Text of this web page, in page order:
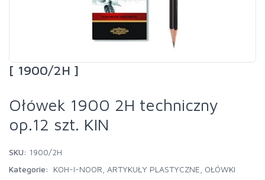
[ 1900/2H ]
Ołówek 1900 2H techniczny
op.12 szt. KIN
SKU: 1900/2H
Kategorie:
KOH-I-NOOR ARTYKUŁY PLASTYCZNE OŁÓWKI